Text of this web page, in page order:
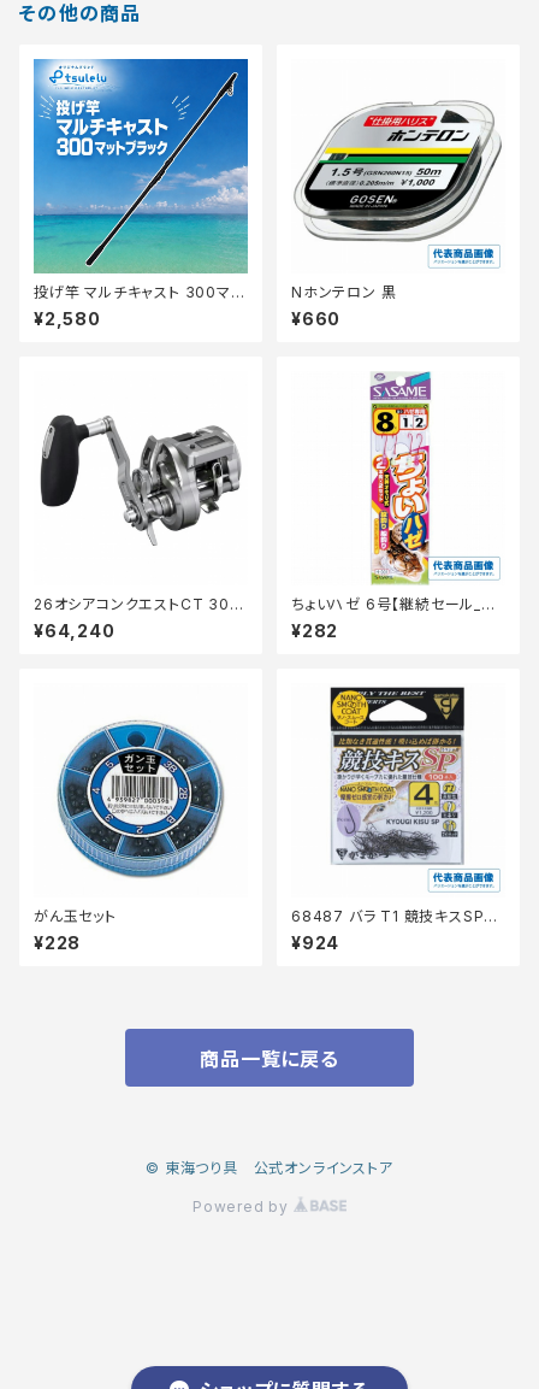
その他の商品
投げ竿 マルチキャスト 300マッ
トブラック
¥2,580
Nホンテロン 黒
¥660
26オシアコンクエストCT 300
XG
¥64,240
ちょいハゼ 6号【継続セール_仕
掛】
¥282
がん玉セット
¥228
68487 バラ T1 競技キスSP
【継続セール_仕掛】
¥924
商品一覧に戻る
© 東海つり具 公式オンラインストア
Powered by